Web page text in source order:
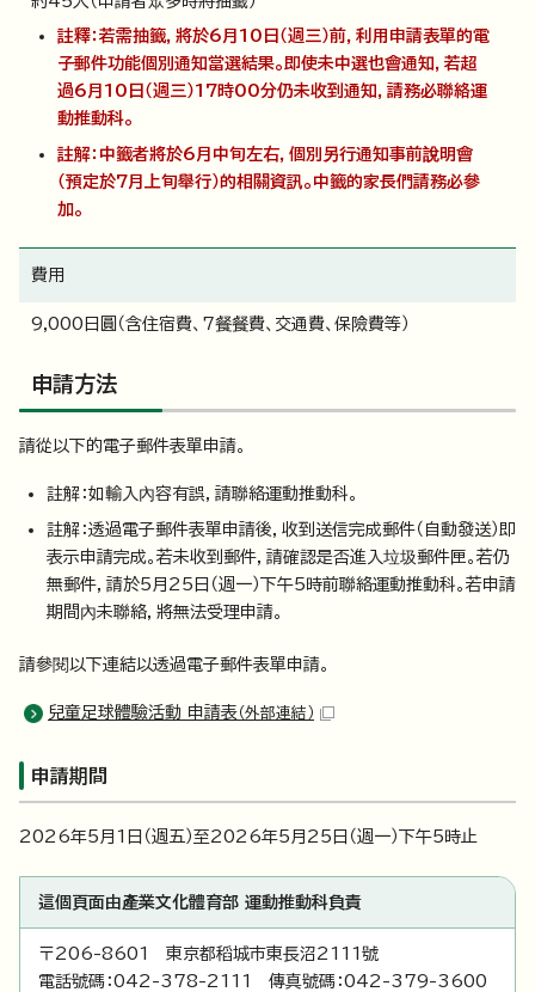
註釋：若需抽籤，將於6月10日（週三）前，利用申請表單的電
子郵件功能個別通知當選結果。即使未中選也會通知，若超
過6月10日（週三）17時00分仍未收到通知，請務必聯絡運
動推動科。
註解：中籤者將於6月中旬左右，個別另行通知事前說明會
（預定於7月上旬舉行）的相關資訊。中籤的家長們請務必參
加。
費用
9,000日圓（含住宿費、7餐餐費、交通費、保險費等）
申請方法
請從以下的電子郵件表單申請。
註解：如輸入內容有誤，請聯絡運動推動科。
註解：透過電子郵件表單申請後，收到送信完成郵件（自動發送）即
表示申請完成。若未收到郵件，請確認是否進入垃圾郵件匣。若仍
無郵件，請於5月25日（週一）下午5時前聯絡運動推動科。若申請
期間內未聯絡，將無法受理申請。
請參閱以下連結以透過電子郵件表單申請。
兒童足球體驗活動 申請表（外部連結）
申請期間
2026年5月1日（週五）至2026年5月25日（週一）下午5時止
這個頁面由產業文化體育部 運動推動科負責
〒206-8601 東京都稻城市東長沼2111號
電話號碼：042-378-2111 傳真號碼：042-379-3600